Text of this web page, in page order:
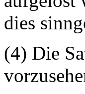
dies
(4) Die